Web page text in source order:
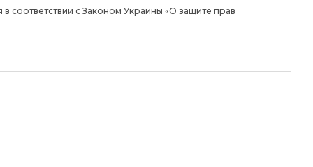
соответствии с Законом Украины «О защите прав